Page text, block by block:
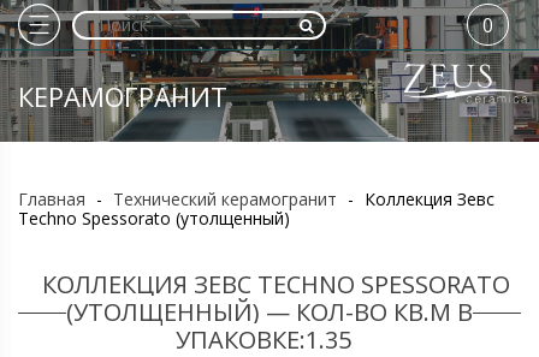
КЕРАМОГРАНИТ
0
Главная - Технический керамогранит - Коллекция Зевс
Techno Spessorato (утолщенный)
КОЛЛЕКЦИЯ ЗЕВС TECHNO SPESSORATO
(УТОЛЩЕННЫЙ) — КОЛ-ВО КВ.М В
УПАКОВКЕ:1.35